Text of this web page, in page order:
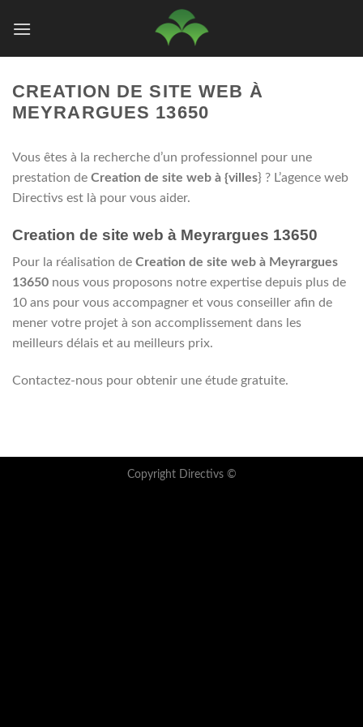
CREATION DE SITE WEB À
MEYRARGUES 13650
Vous êtes à la recherche d’un professionnel pour une
prestation de Creation de site web à {villes} ? L’agence web
Directivs est là pour vous aider.
Creation de site web à Meyrargues 13650
Pour la réalisation de Creation de site web à Meyrargues
13650 nous vous proposons notre expertise depuis plus de
10 ans pour vous accompagner et vous conseiller afin de
mener votre projet à son accomplissement dans les
meilleurs délais et au meilleurs prix.
Contactez-nous pour obtenir une étude gratuite.
Copyright Directivs ©